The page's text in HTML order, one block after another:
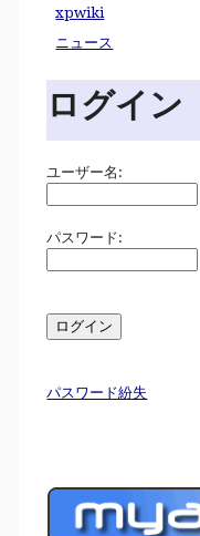
xpwiki
ニュース
ログイン
ユーザー名:
パスワード:
パスワード紛失